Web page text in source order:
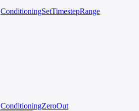
ConditioningSetTimestepRange
ConditioningZeroOut